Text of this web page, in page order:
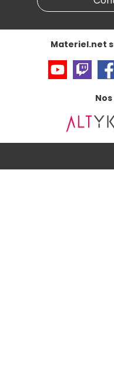
Données personnelles
Accessibilité : non
Materiel.net